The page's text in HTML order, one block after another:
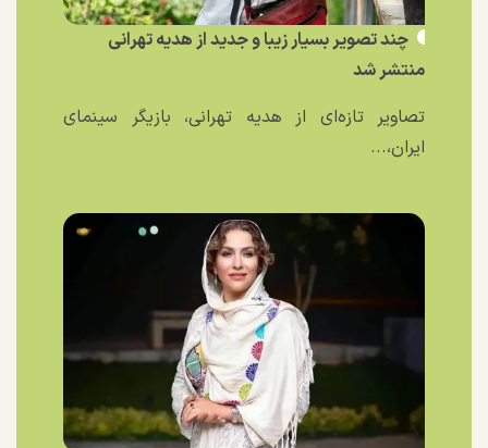
چند تصویر بسیار زیبا و جدید از هدیه تهرانی
منتشر شد
تصاویر تازه‌ای از هدیه تهرانی، بازیگر سینمای
ایران،...